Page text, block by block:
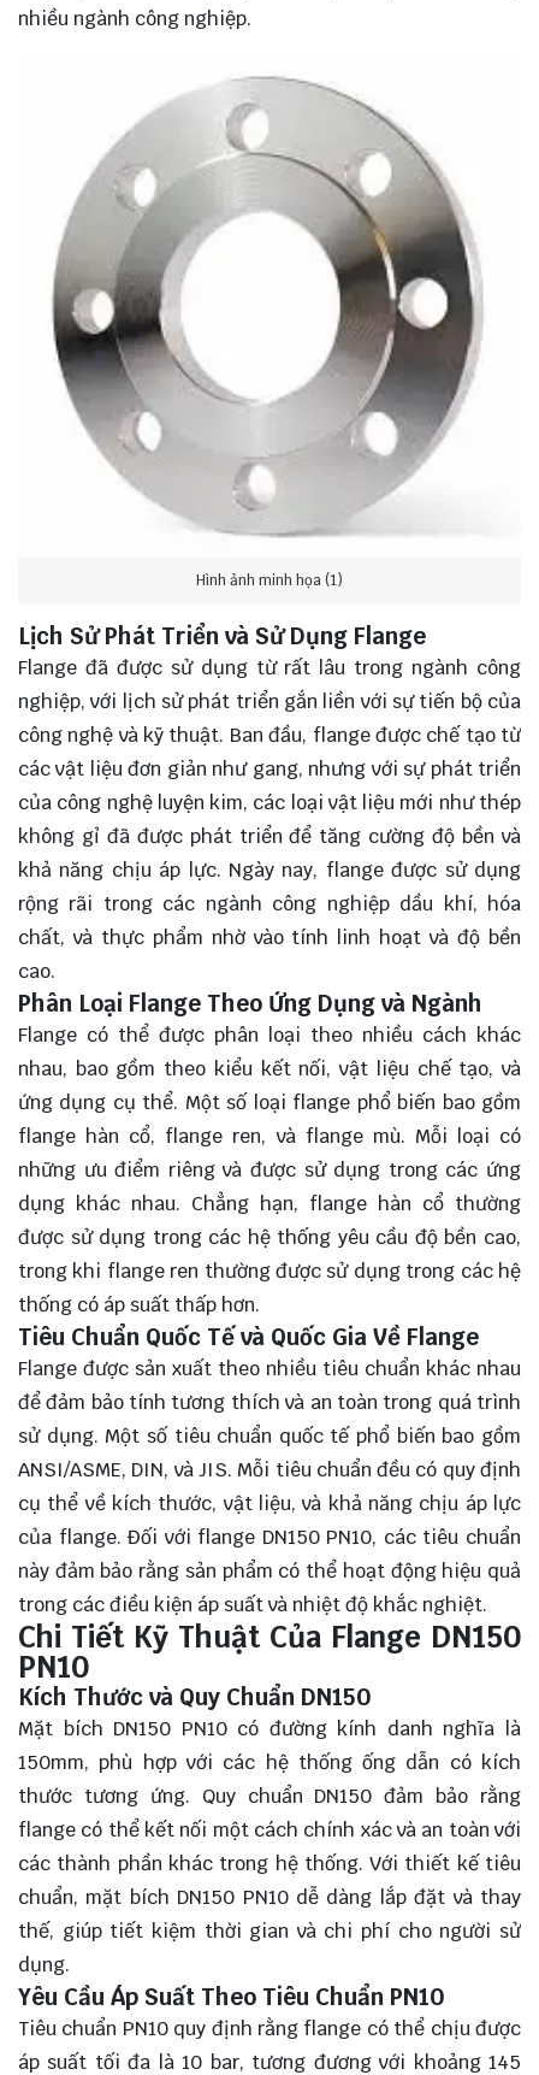
nhiều ngành công nghiệp.
Hình ảnh minh họa (1)
Lịch Sử Phát Triển và Sử Dụng Flange
Flange đã được sử dụng từ rất lâu trong ngành công
nghiệp, với lịch sử phát triển gắn liền với sự tiến bộ của
công nghệ và kỹ thuật. Ban đầu, flange được chế tạo từ
các vật liệu đơn giản như gang, nhưng với sự phát triển
của công nghệ luyện kim, các loại vật liệu mới như thép
không gỉ đã được phát triển để tăng cường độ bền và
khả năng chịu áp lực. Ngày nay, flange được sử dụng
rộng rãi trong các ngành công nghiệp dầu khí, hóa
chất, và thực phẩm nhờ vào tính linh hoạt và độ bền
cao.
Phân Loại Flange Theo Ứng Dụng và Ngành
Flange có thể được phân loại theo nhiều cách khác
nhau, bao gồm theo kiểu kết nối, vật liệu chế tạo, và
ứng dụng cụ thể. Một số loại flange phổ biến bao gồm
flange hàn cổ, flange ren, và flange mù. Mỗi loại có
những ưu điểm riêng và được sử dụng trong các ứng
dụng khác nhau. Chẳng hạn, flange hàn cổ thường
được sử dụng trong các hệ thống yêu cầu độ bền cao,
trong khi flange ren thường được sử dụng trong các hệ
thống có áp suất thấp hơn.
Tiêu Chuẩn Quốc Tế và Quốc Gia Về Flange
Flange được sản xuất theo nhiều tiêu chuẩn khác nhau
để đảm bảo tính tương thích và an toàn trong quá trình
sử dụng. Một số tiêu chuẩn quốc tế phổ biến bao gồm
ANSI/ASME, DIN, và JIS. Mỗi tiêu chuẩn đều có quy định
cụ thể về kích thước, vật liệu, và khả năng chịu áp lực
của flange. Đối với flange DN150 PN10, các tiêu chuẩn
này đảm bảo rằng sản phẩm có thể hoạt động hiệu quả
trong các điều kiện áp suất và nhiệt độ khắc nghiệt.
Chi Tiết Kỹ Thuật Của Flange DN150
PN10
Kích Thước và Quy Chuẩn DN150
Mặt bích DN150 PN10 có đường kính danh nghĩa là
150mm, phù hợp với các hệ thống ống dẫn có kích
thước tương ứng. Quy chuẩn DN150 đảm bảo rằng
flange có thể kết nối một cách chính xác và an toàn với
các thành phần khác trong hệ thống. Với thiết kế tiêu
chuẩn, mặt bích DN150 PN10 dễ dàng lắp đặt và thay
thế, giúp tiết kiệm thời gian và chi phí cho người sử
dụng.
Yêu Cầu Áp Suất Theo Tiêu Chuẩn PN10
Tiêu chuẩn PN10 quy định rằng flange có thể chịu được
áp suất tối đa là 10 bar, tương đương với khoảng 145